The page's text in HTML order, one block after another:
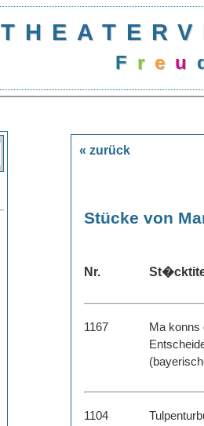
Freu
« zurück
Stücke von
Nr.
1167
Ma konns
1104